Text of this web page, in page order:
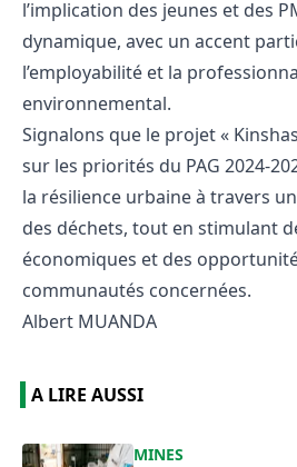
l’implication des jeunes et des
dynamique, avec un accent
l’employabilité et la
environnemental.
Signalons que le projet «
sur les priorités du PAG 2024-
la résilience urbaine à travers
des déchets, tout en stimulant
économiques et des
communautés concernées.
Albert MUANDA
A LIRE AUSSI
MINES